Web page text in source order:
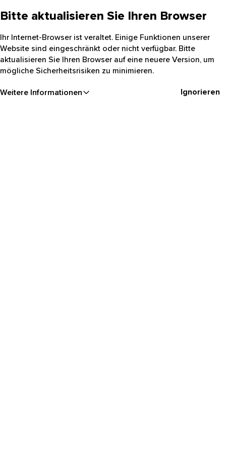
Bitte aktualisieren Sie Ihren Browser
Ihr Internet-Browser ist veraltet. Einige Funktionen unserer
Website sind eingeschränkt oder nicht verfügbar. Bitte
aktualisieren Sie Ihren Browser auf eine neuere Version, um
mögliche Sicherheitsrisiken zu minimieren.
Weitere Informationen Ignorieren